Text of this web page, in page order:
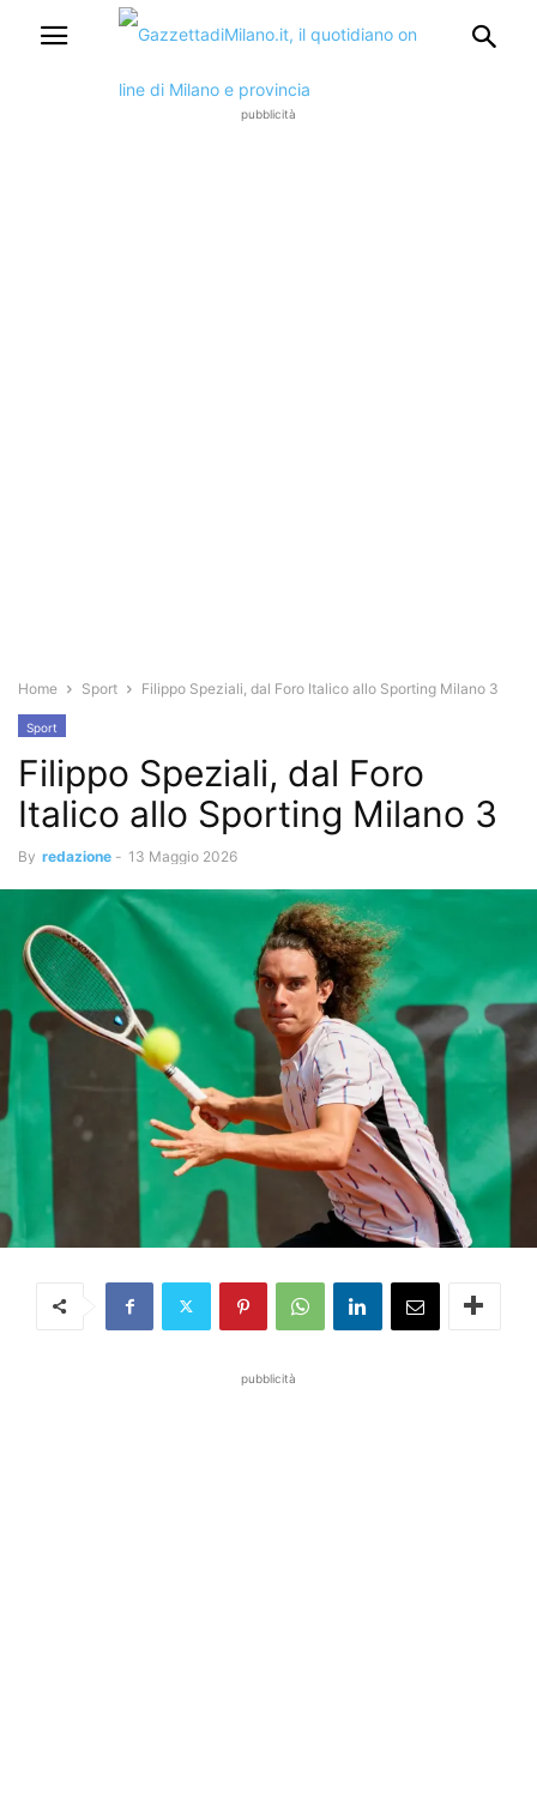
pubblicità
Home Sport Filippo Speziali, dal Foro Italico allo Sporting Milano 3
Sport
Filippo Speziali, dal Foro
Italico allo Sporting Milano 3
By redazione - 13 Maggio 2026
pubblicità